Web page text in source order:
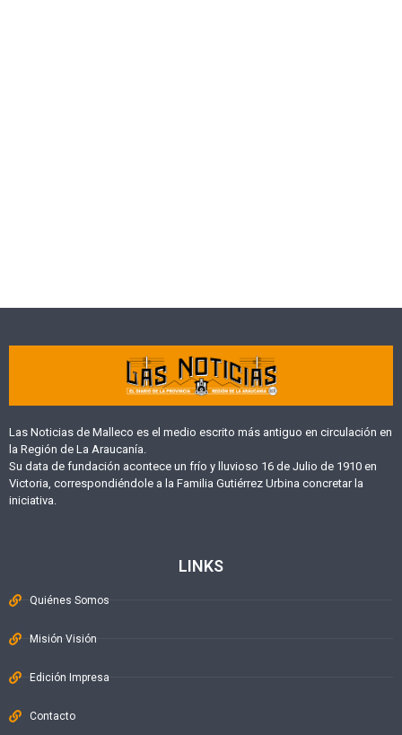
Las Noticias de Malleco es el medio escrito más antiguo en circulación en
la Región de La Araucanía.
Su data de fundación acontece un frío y lluvioso 16 de Julio de 1910 en
Victoria, correspondiéndole a la Familia Gutiérrez Urbina concretar la
iniciativa.
LINKS
Quiénes Somos
Misión Visión
Edición Impresa
Contacto